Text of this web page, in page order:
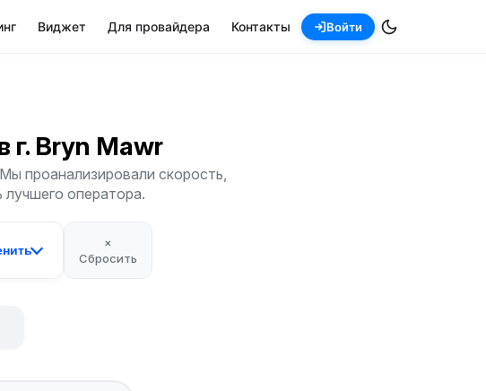
Виджет Для провайдера Контакты Войти
г. Bryn Mawr
проанализировали скорость,
лучшего оператора.
×
Сбросить